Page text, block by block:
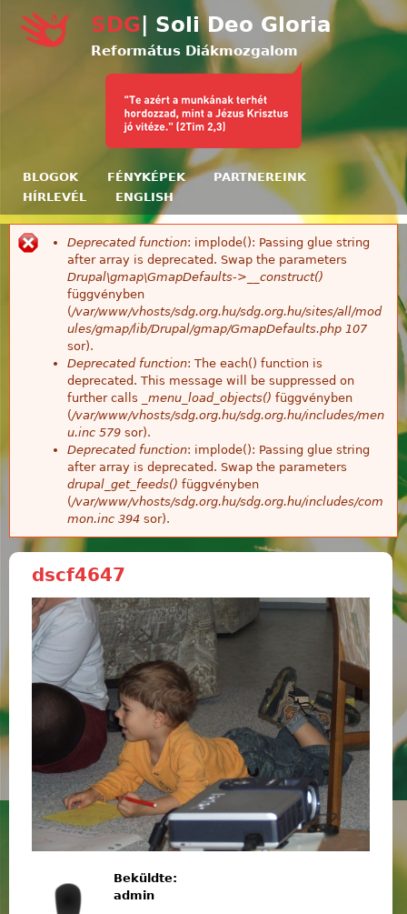
Ugrás a tartalomra
SDG | Soli Deo Gloria
Református Diákmozgalom
BLOGOK FÉNYKÉPEK
PARTNEREINK
HÍRLEVÉL
ENGLISH
Hibaüzenet
Deprecated function: implode(): Passing glue string
after array is deprecated. Swap the parameters
Drupal\gmap\GmapDefaults->__construct()
függvényben
(/var/www/vhosts/sdg.org.hu/sdg.org.hu/sites/all/mod
ules/gmap/lib/Drupal/gmap/GmapDefaults.php 107
sor).
Deprecated function: The each() function is
deprecated. This message will be suppressed on
further calls
_menu_load_objects() függvényben
(/var/www/vhosts/sdg.org.hu/sdg.org.hu/includes/men
u.inc 579 sor).
Deprecated function: implode(): Passing glue string
after array is deprecated. Swap the parameters
drupal_get_feeds() függvényben
(/var/www/vhosts/sdg.org.hu/sdg.org.hu/includes/com
mon.inc 394 sor).
dscf4647
Beküldte:
admin